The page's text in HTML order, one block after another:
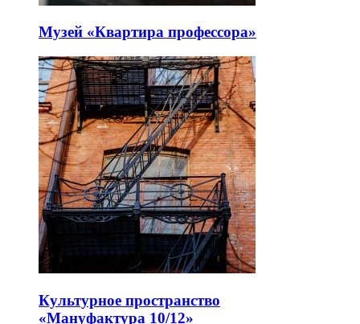
Музей «Квартира профессора»
Культурное пространство
«Мануфактура 10/12»